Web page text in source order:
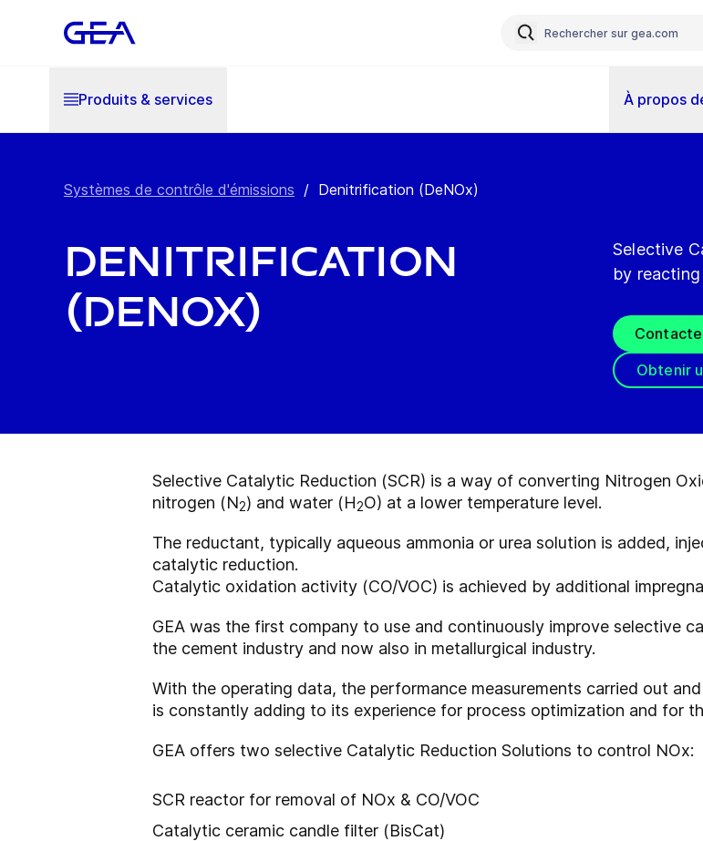
Produits & services À propos
Systèmes de contrôle d'émissions / Denitrification (DeNOx)
Denitrification
(DeNOx)
Selective
by
Obtenir
Selective Catalytic Reduction (SCR) is a way of converting Nitrogen
nitrogen (N2) and water (H2O) at a lower temperature level.
The reductant, typically aqueous ammonia or urea solution is added,
catalytic reduction.
Catalytic oxidation activity (CO/VOC) is achieved by additional
GEA was the first company to use and continuously improve selective
the cement industry and now also in metallurgical industry.
With the operating data, the performance measurements carried out
is constantly adding to its experience for process optimization and for
GEA offers two selective Catalytic Reduction Solutions to control NOx:
SCR reactor for removal of NOx & CO/VOC
Catalytic ceramic candle filter (BisCat)